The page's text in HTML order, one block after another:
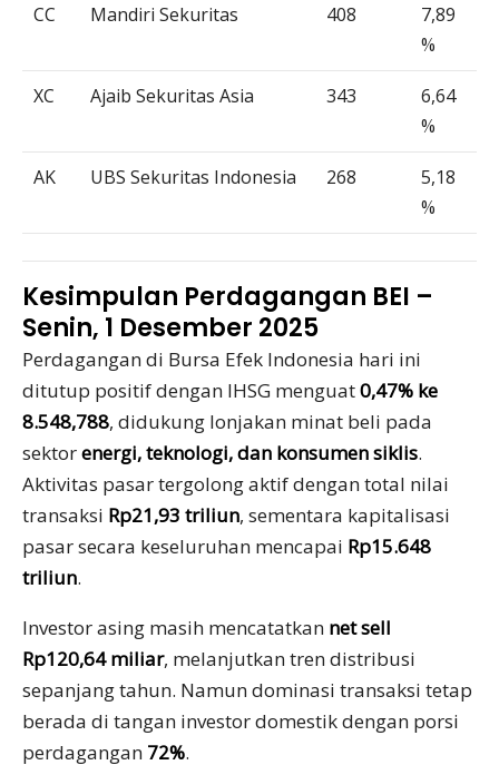
CC Mandiri Sekuritas 408
7,89
%
XC Ajaib Sekuritas Asia 343
6,64
%
AK UBS Sekuritas Indonesia 268
5,18
%
Kesimpulan Perdagangan BEI –
Senin, 1 Desember 2025
Perdagangan di Bursa Efek Indonesia hari ini
ditutup positif dengan IHSG menguat0,47% ke
8.548,788, didukung lonjakan minat beli pada
sektorenergi, teknologi, dan konsumen siklis.
Aktivitas pasar tergolong aktif dengan total nilai
transaksi Rp21,93 triliun, sementara kapitalisasi
pasar secara keseluruhan mencapai Rp15.648
triliun.
Investor asing masih mencatatkan net sell
Rp120,64 miliar, melanjutkan tren distribusi
sepanjang tahun. Namun dominasi transaksi tetap
berada di tangan investor domestik dengan porsi
perdagangan 72%.